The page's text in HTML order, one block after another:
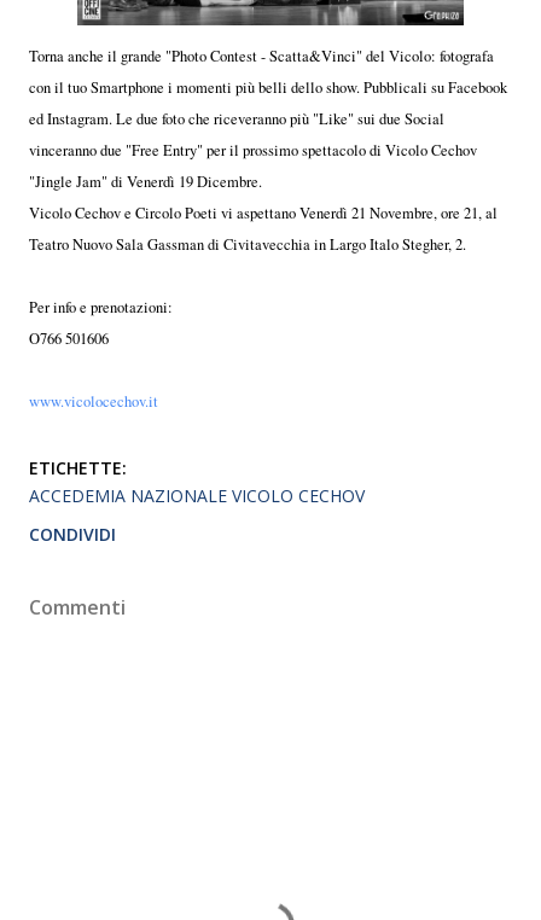
Torna anche il grande "Photo Contest - Scatta&Vinci" del Vicolo: fotografa
con il tuo Smartphone i momenti più belli dello show. Pubblicali su Facebook
ed Instagram. Le due foto che riceveranno più "Like" sui due Social
vinceranno due "Free Entry" per il prossimo spettacolo di Vicolo Cechov
"Jingle Jam" di Venerdì 19 Dicembre.
Vicolo Cechov e Circolo Poeti vi aspettano Venerdì 21 Novembre, ore 21, al
Teatro Nuovo Sala Gassman di Civitavecchia in Largo Italo Stegher, 2.
Per info e prenotazioni:
O766 501606
www.vicolocechov.it
ETICHETTE:
ACCEDEMIA NAZIONALE VICOLO CECHOV
CONDIVIDI
Commenti